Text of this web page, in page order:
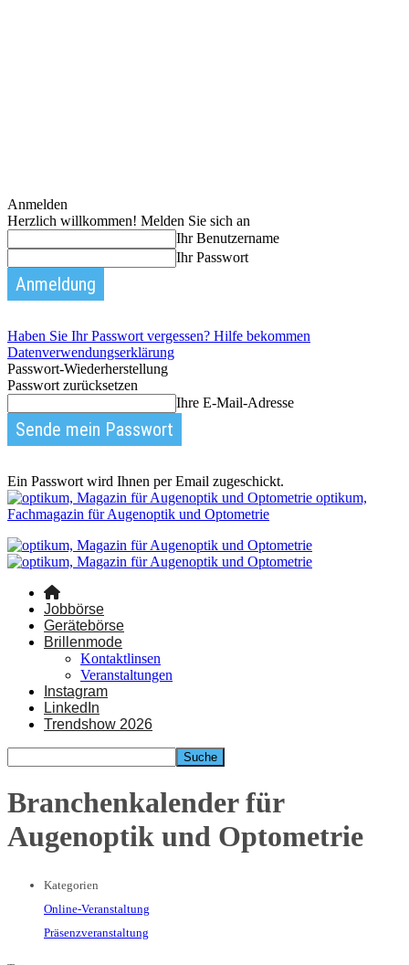
Anmelden
Herzlich willkommen! Melden Sie sich an
Ihr Benutzername
Ihr Passwort
Haben Sie Ihr Passwort vergessen? Hilfe bekommen
Datenverwendungserklärung
Passwort-Wiederherstellung
Passwort zurücksetzen
Ihre E-Mail-Adresse
Ein Passwort wird Ihnen per Email zugeschickt.
optikum,
Fachmagazin für Augenoptik und Optometrie
Jobbörse
Gerätebörse
Brillenmode
Kontaktlinsen
Veranstaltungen
Instagram
LinkedIn
Trendshow 2026
Branchenkalender für
Augenoptik und Optometrie
Kategorien
Online-Veranstaltung
Präsenzveranstaltung